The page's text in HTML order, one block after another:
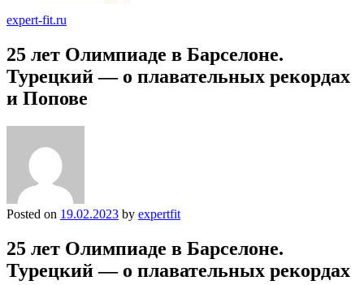
expert-fit.ru
25 лет Олимпиаде в Барселоне.
Турецкий — о плавательных рекордах
и Попове
Posted on 19.02.2023 by expertfit
25 лет Олимпиаде в Барселоне.
Турецкий — о плавательных рекордах